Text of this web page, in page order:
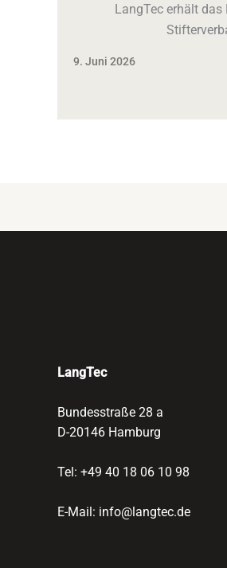
LangTec erhält das
9. Juni 2026
LangTec
Bundesstraße 28 a
D-20146 Hamburg
Tel: +49 40 18 06 10 98
E-Mail: info@langtec.de